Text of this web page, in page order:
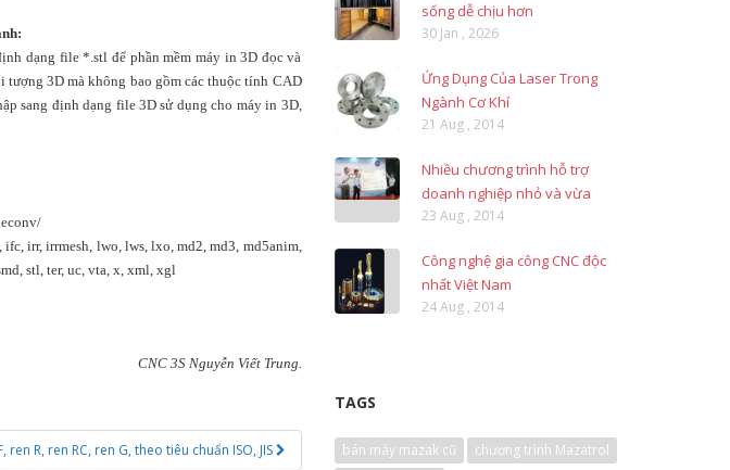
dạng file *.stl để phần mềm máy in 3D đọc và
3D mà không bao gồm các thuộc tính CAD
sang định dạng file 3D sử dụng cho máy in 3D,
irr, irrmesh, lwo, lws, lxo, md2, md3, md5anim,
stl, ter, uc, vta, x, xml, xgl
CNC 3S Nguyễn Viết Trung.
ren R, ren RC, ren G, theo tiêu chuẩn ISO, JIS
sống dễ chịu hơn
30 Jan , 2026
Ứng Dụng Của Laser Trong
Ngành Cơ Khí
21 Aug , 2014
Nhiều chương trình hỗ trợ
doanh nghiệp nhỏ và vừa
23 Aug , 2014
Công nghệ gia công CNC độc
nhất Việt Nam
24 Aug , 2014
TAGS
bán máy mazak cũ
chương trình Mazatrol